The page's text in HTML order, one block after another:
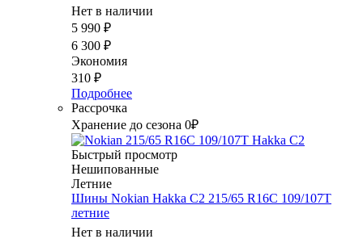
Нет в наличии
5 990 ₽
6 300 ₽
Экономия
310 ₽
Подробнее
Рассрочка
Хранение до сезона 0₽
Быстрый просмотр
Нешипованные
Летние
Шины Nokian Hakka C2 215/65 R16C 109/107T
летние
Нет в наличии